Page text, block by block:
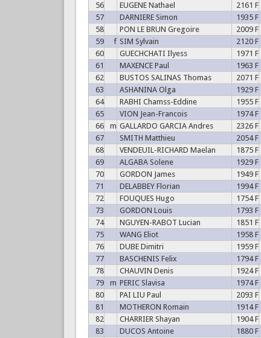
56
EUGENE Nathael 2161 F
57
DARNIERE Simon 1935 F
58
PON LE BRUN Gregoire 2009 F
59
f SIM Sylvain 2120 F
60
GUECHCHATI Ilyess 1971 F
61
MAXENCE Paul 1963 F
62
BUSTOS SALINAS Thomas 2071 F
63
ASHANINA Olga 1929 F
64
RABHI Chamss-Eddine 1955 F
65
VION Jean-Francois 1974 F
66
m GALLARDO GARCIA Andres 2326 F
67
SMITH Matthieu 2054 F
68
VENDEUIL-RICHARD Maelan 1875 F
69
ALGABA Solene 1929 F
70
GORDON James 1949 F
71
DELABBEY Florian 1994 F
72
FOUQUES Hugo 1754 F
73
GORDON Louis 1793 F
74
NGUYEN-RABOT Lucian 1851 F
75
WANG Eliot 1958 F
76
DUBE Dimitri 1959 F
77
BASCHENIS Felix 1794 F
78
CHAUVIN Denis 1924 F
79
m PERIC Slavisa 1974 F
80
PAI LIU Paul 2093 F
81
MOTHERON Romain 1914 F
82
CHARRIER Shayan 1904 F
83
DUCOS Antoine 1880 F